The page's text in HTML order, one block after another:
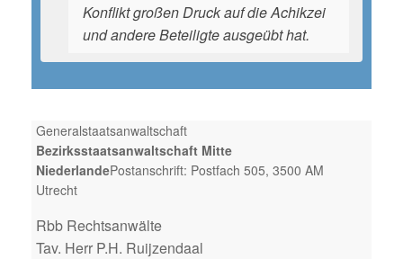
Konflikt großen Druck auf die Achikzei
und andere Beteiligte ausgeübt hat.
Generalstaatsanwaltschaft
Bezirksstaatsanwaltschaft Mitte
NiederlandePostanschrift: Postfach 505, 3500 AM
Utrecht
Rbb Rechtsanwälte
Tav. Herr P.H. Ruijzendaal